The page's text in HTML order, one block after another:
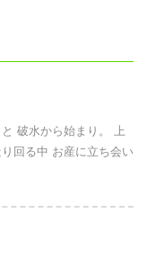
破水から始まり。 上
回る中 お産に立ち会い